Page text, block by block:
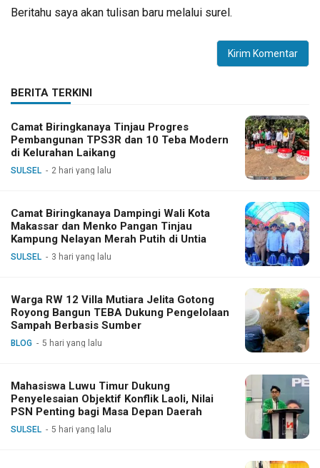
Beritahu saya akan tulisan baru melalui surel.
BERITA TERKINI
Camat Biringkanaya Tinjau Progres
Pembangunan TPS3R dan 10 Teba Modern
di Kelurahan Laikang
SULSEL 2 hari yang lalu
Camat Biringkanaya Dampingi Wali Kota
Makassar dan Menko Pangan Tinjau
Kampung Nelayan Merah Putih di Untia
SULSEL 3 hari yang lalu
Warga RW 12 Villa Mutiara Jelita Gotong
Royong Bangun TEBA Dukung Pengelolaan
Sampah Berbasis Sumber
BLOG 5 hari yang lalu
Mahasiswa Luwu Timur Dukung
Penyelesaian Objektif Konflik Laoli, Nilai
PSN Penting bagi Masa Depan Daerah
SULSEL 5 hari yang lalu